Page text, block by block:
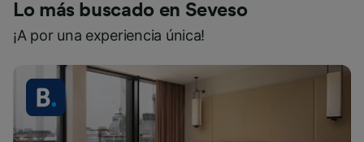
Lo más buscado en Seveso
¡A por una experiencia única!